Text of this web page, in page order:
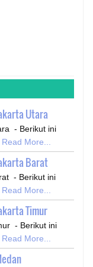
Utara
- Berikut ini
Read More...
Barat
- Berikut ini
Read More...
Timur
- Berikut ini
Read More...